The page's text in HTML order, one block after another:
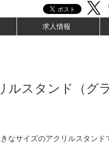
求人情報
ルスタンド（グ
なサイズのアクリルスタンド